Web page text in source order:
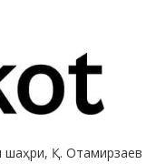
шаҳри, Қ. Отамирзаев